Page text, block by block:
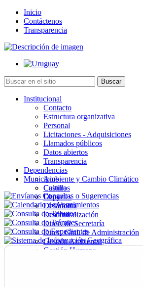
Inicio
Contáctenos
Transparencia
Institucional
Contacto
Estructura organizativa
Personal
Licitaciones - Adquisiciones
Llamados públicos
Datos abiertos
Transparencia
Dependencias
Ambiente y Cambio Climático
Cultura
Deportes
Desarrollo
Descentralización
Direc. de Secretaría
Direc. Gral. de Administración
Gestión Ambiental
Gestión Humana
Municipios
Castillos
Chuy
La Paloma
Lascano